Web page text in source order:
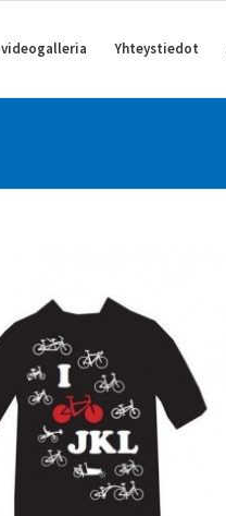
videogalleria Yhteystiedot